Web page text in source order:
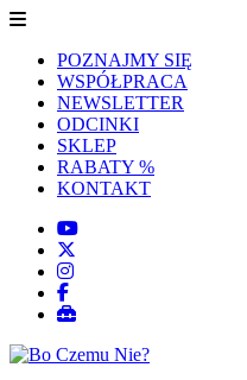
POZNAJMY SIĘ
WSPÓŁPRACA
NEWSLETTER
ODCINKI
SKLEP
RABATY %
KONTAKT